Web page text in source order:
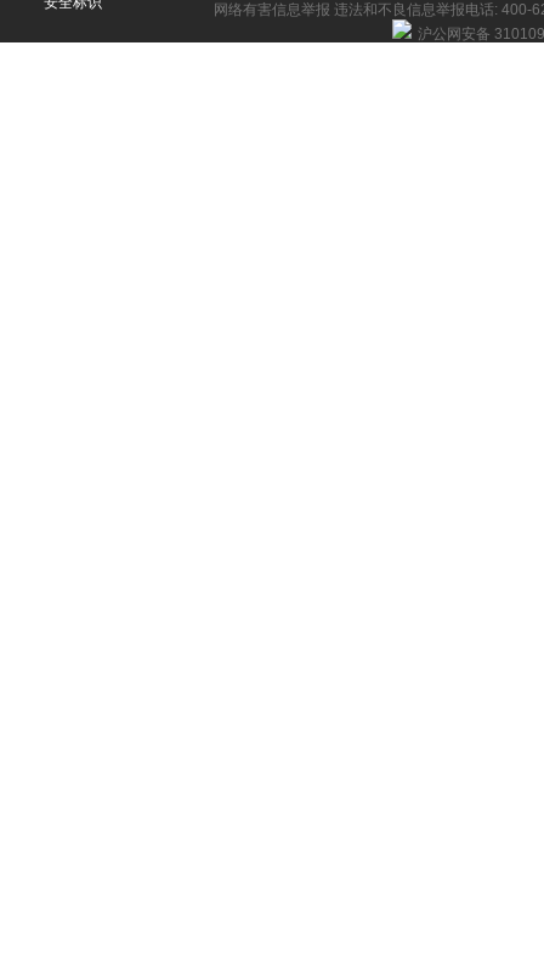
网络有害信息举报 违法和不良信息举报电话: 400-
沪公网安备